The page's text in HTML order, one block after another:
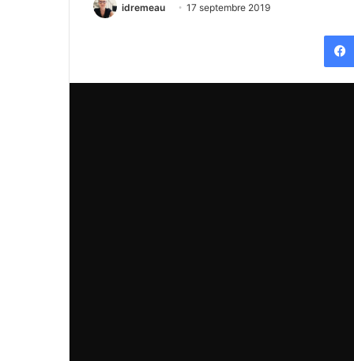
idremeau 17 septembre 2019